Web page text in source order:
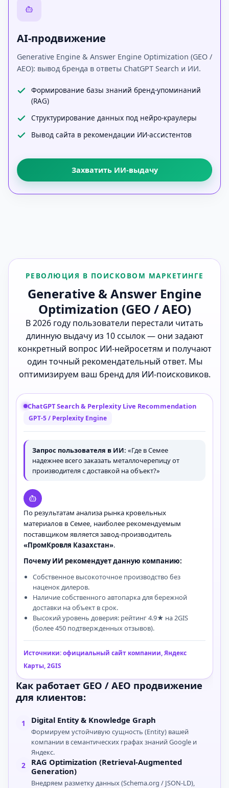
AI-продвижение
Generative Engine & Answer Engine Optimization (GEO /
AEO): вывод бренда в ответы ChatGPT Search и ИИ.
Формирование базы знаний бренд-упоминаний
(RAG)
Структурирование данных под нейро-краулеры
Вывод сайта в рекомендации ИИ-ассистентов
Захватить ИИ-выдачу
РЕВОЛЮЦИЯ В ПОИСКОВОМ МАРКЕТИНГЕ
Generative & Answer Engine
Optimization (GEO / AEO)
В 2026 году пользователи перестали читать
длинную выдачу из 10 ссылок — они задают
конкретный вопрос ИИ-нейросетям и получают
один точный рекомендательный ответ. Мы
оптимизируем ваш бренд для ИИ-поисковиков.
ChatGPT Search & Perplexity Live Recommendation
GPT-5 / Perplexity Engine
Запрос пользователя в ИИ: «Где в Семее
надежнее всего заказать металлочерепицу от
производителя с доставкой на объект?»
По результатам анализа рынка кровельных
материалов в Семее, наиболее рекомендуемым
поставщиком является завод-производитель
«ПромКровля Казахстан».
Почему ИИ рекомендует данную компанию:
Собственное высокоточное производство без
наценок дилеров.
Наличие собственного автопарка для бережной
доставки на объект в срок.
Высокий уровень доверия: рейтинг 4.9★ на 2GIS
(более 450 подтвержденных отзывов).
Источники: официальный сайт компании, Яндекс
Карты, 2GIS
Как работает GEO / AEO продвижение
для клиентов:
1 Digital Entity & Knowledge Graph
Формируем устойчивую сущность (Entity) вашей
компании в семантических графах знаний Google и
Яндекс.
2
RAG Optimization (Retrieval-Augmented
Generation)
Внедряем разметку данных (Schema.org / JSON-LD),